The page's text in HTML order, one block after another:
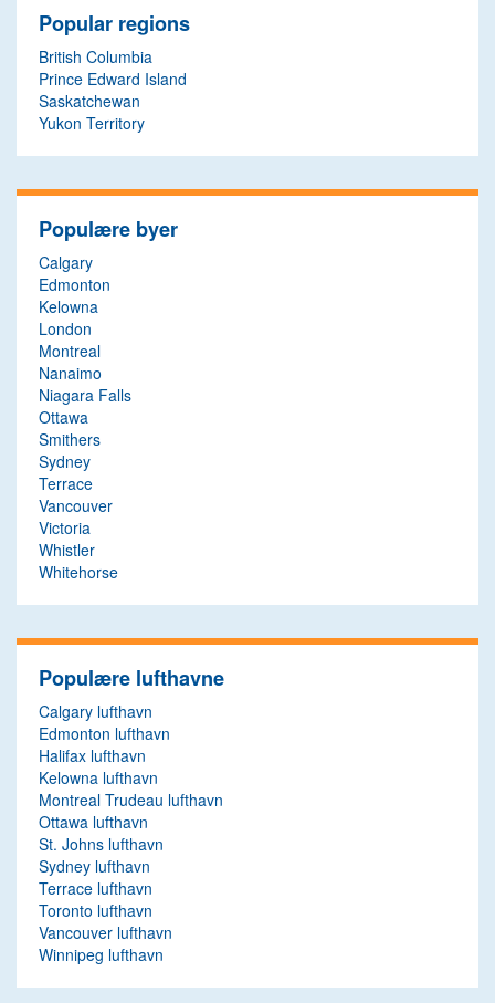
Popular regions
British Columbia
Prince Edward Island
Saskatchewan
Yukon Territory
Populære byer
Calgary
Edmonton
Kelowna
London
Montreal
Nanaimo
Niagara Falls
Ottawa
Smithers
Sydney
Terrace
Vancouver
Victoria
Whistler
Whitehorse
Populære lufthavne
Calgary lufthavn
Edmonton lufthavn
Halifax lufthavn
Kelowna lufthavn
Montreal Trudeau lufthavn
Ottawa lufthavn
St. Johns lufthavn
Sydney lufthavn
Terrace lufthavn
Toronto lufthavn
Vancouver lufthavn
Winnipeg lufthavn